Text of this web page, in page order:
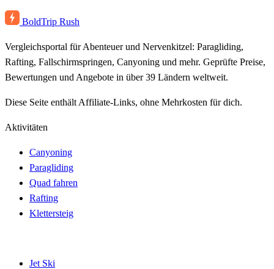
BoldTrip Rush
Vergleichsportal für Abenteuer und Nervenkitzel: Paragliding,
Rafting, Fallschirmspringen, Canyoning und mehr. Geprüfte Preise,
Bewertungen und Angebote in über 39 Ländern weltweit.
Diese Seite enthält Affiliate-Links, ohne Mehrkosten für dich.
Aktivitäten
Canyoning
Paragliding
Quad fahren
Rafting
Klettersteig
Jet Ski